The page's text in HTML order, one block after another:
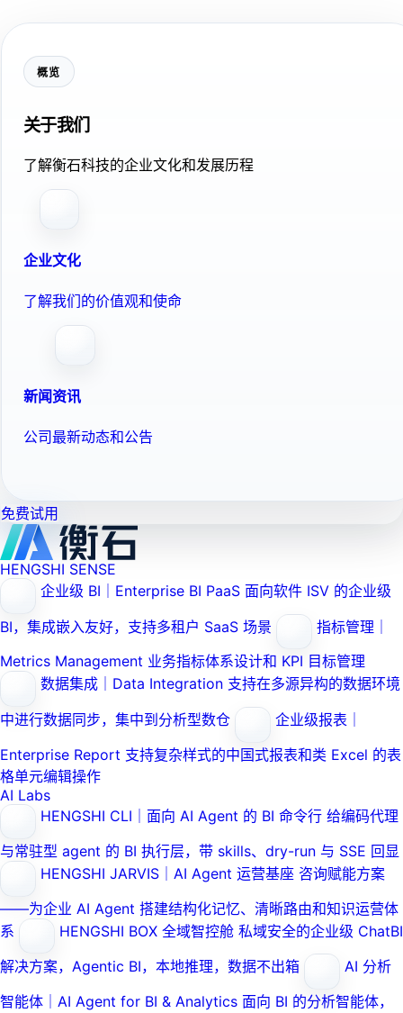
概览
关于我们
了解衡石科技的企业文化和发展历程
企业文化
了解我们的价值观和使命
新闻资讯
公司最新动态和公告
免费试用
HENGSHI SENSE
企业级 BI｜Enterprise BI PaaS 面向软件 ISV 的企业级
BI，集成嵌入友好，支持多租户 SaaS 场景
指标管理｜
Metrics Management 业务指标体系设计和 KPI 目标管理
数据集成｜Data Integration 支持在多源异构的数据环境
中进行数据同步，集中到分析型数仓
企业级报表｜
Enterprise Report 支持复杂样式的中国式报表和类 Excel 的表
格单元编辑操作
AI Labs
HENGSHI CLI｜面向 AI Agent 的 BI 命令行 给编码代理
与常驻型 agent 的 BI 执行层，带 skills、dry-run 与 SSE 回显
HENGSHI JARVIS｜AI Agent 运营基座 咨询赋能方案
——为企业 AI Agent 搭建结构化记忆、清晰路由和知识运营体
系
HENGSHI BOX 全域智控舱 私域安全的企业级 ChatBI
解决方案，Agentic BI，本地推理，数据不出箱
AI 分析
智能体｜AI Agent for BI & Analytics 面向 BI 的分析智能体，